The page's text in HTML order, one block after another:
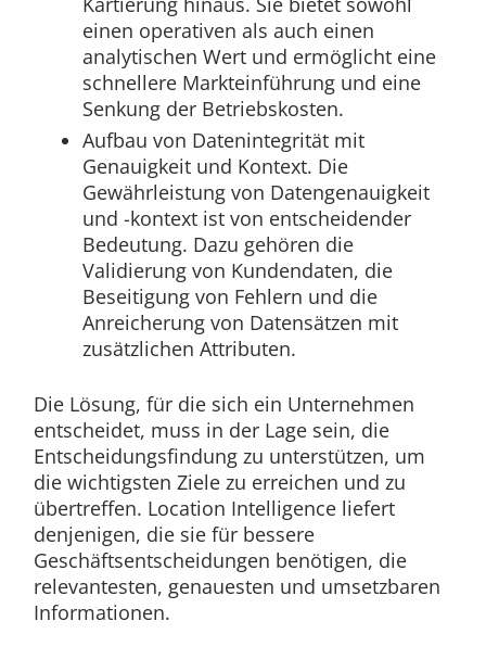
einen operativen als auch einen
analytischen Wert und ermöglicht eine
schnellere Markteinführung und eine
Senkung der Betriebskosten.
Aufbau von Datenintegrität mit
Genauigkeit und Kontext. Die
Gewährleistung von Datengenauigkeit
und -kontext ist von entscheidender
Bedeutung. Dazu gehören die
Validierung von Kundendaten, die
Beseitigung von Fehlern und die
Anreicherung von Datensätzen mit
zusätzlichen Attributen.
Die Lösung, für die sich ein Unternehmen
entscheidet, muss in der Lage sein, die
Entscheidungsfindung zu unterstützen, um
die wichtigsten Ziele zu erreichen und zu
übertreffen. Location Intelligence liefert
denjenigen, die sie für bessere
Geschäftsentscheidungen benötigen, die
relevantesten, genauesten und umsetzbaren
Informationen.